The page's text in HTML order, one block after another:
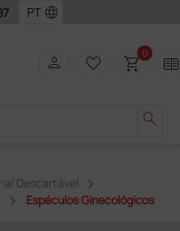
language
search
person favorite_border shopping_cart0 two_pager
Descartável
Espéculos Ginecológicos